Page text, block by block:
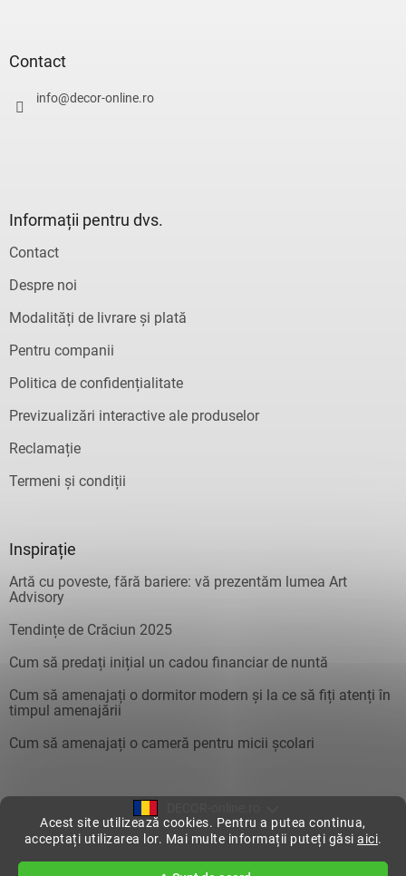
Acest site utilizează cookies. Pentru a putea continua,
acceptați utilizarea lor. Mai multe informații puteți găsi aici.
Contact
info@decor-online.ro
Informații pentru dvs.
Contact
Despre noi
Modalități de livrare și plată
Pentru companii
Politica de confidențialitate
Previzualizări interactive ale produselor
Reclamație
Termeni și condiții
Inspirație
Artă cu poveste, fără bariere: vă prezentăm lumea Art
Advisory
Tendințe de Crăciun 2025
Cum să predați inițial un cadou financiar de nuntă
Cum să amenajați o dormitor modern și la ce să fiți atenți în
timpul amenajării
Cum să amenajați o cameră pentru micii școlari